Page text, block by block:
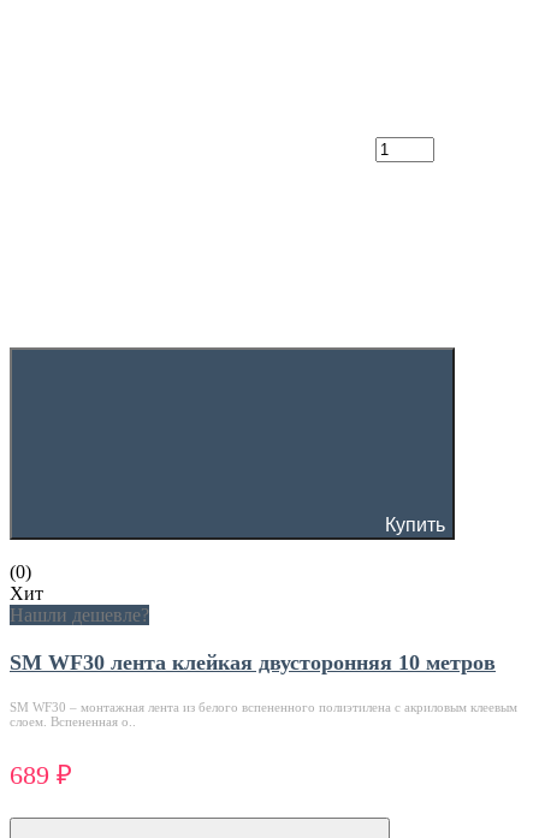
Купить
(0)
Хит
Нашли дешевле?
SM WF30 лента клейкая двусторонняя 10 метров
SM WF30 – монтажная лента из белого вспененного полиэтилена с акриловым клеевым
слоем. Вспененная о..
689 ₽